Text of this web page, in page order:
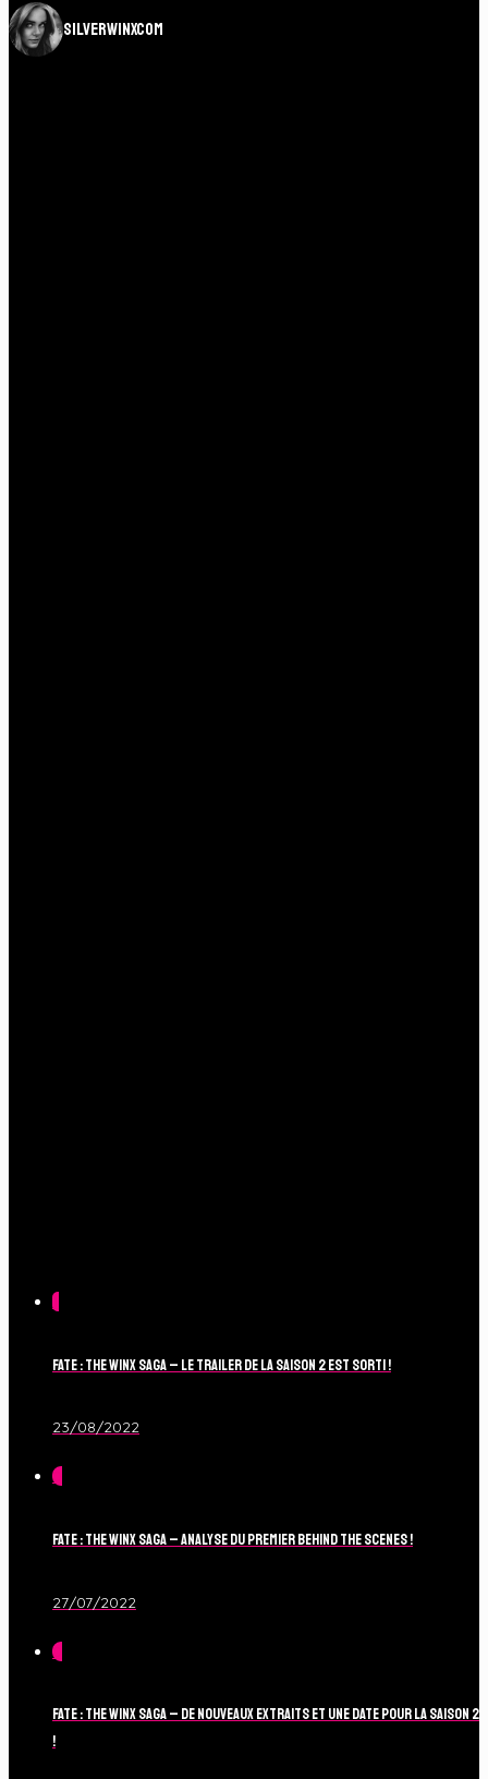
silverwinxcom
1
Fate : The Winx Saga – Le Trailer de la Saison 2 est sorti !
23/08/2022
0
Fate : The Winx Saga – Analyse du Premier Behind The Scenes !
27/07/2022
0
Fate : The Winx Saga – De nouveaux extraits et une date pour la Saison 2
!